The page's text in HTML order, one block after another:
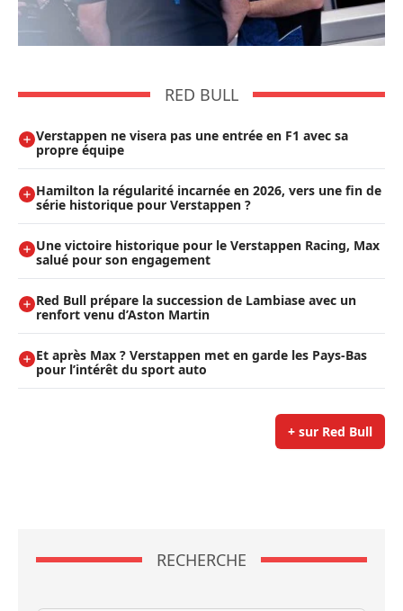
RED BULL
Verstappen ne visera pas une entrée en F1 avec sa
propre équipe
Hamilton la régularité incarnée en 2026, vers une fin de
série historique pour Verstappen ?
Une victoire historique pour le Verstappen Racing, Max
salué pour son engagement
Red Bull prépare la succession de Lambiase avec un
renfort venu d’Aston Martin
Et après Max ? Verstappen met en garde les Pays-Bas
pour l’intérêt du sport auto
+ sur Red Bull
RECHERCHE